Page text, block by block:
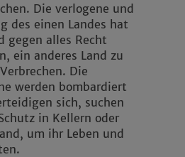
Die verlogene und
des einen Landes hat
gegen alles Recht
ein anderes Land zu
Die
werden bombardiert
sich, suchen
in Kellern oder
um ihr Leben und